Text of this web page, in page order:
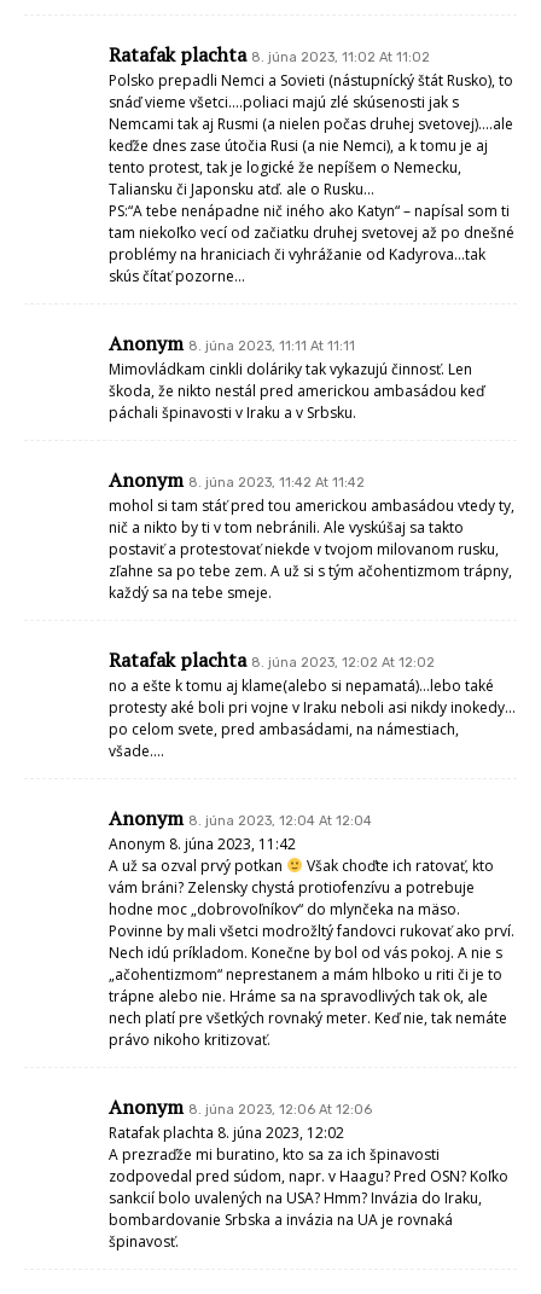
Ratafak plachta 8. júna 2023, 11:02 At 11:02
Polsko prepadli Nemci a Sovieti (nástupnícký štát Rusko), to
snáď vieme všetci….poliaci majú zlé skúsenosti jak s
Nemcami tak aj Rusmi (a nielen počas druhej svetovej)….ale
keďže dnes zase útočia Rusi (a nie Nemci), a k tomu je aj
tento protest, tak je logické že nepíšem o Nemecku,
Taliansku či Japonsku atď. ale o Rusku…
PS:“A tebe nenápadne nič iného ako Katyn“ – napísal som ti
tam niekoľko vecí od začiatku druhej svetovej až po dnešné
problémy na hraniciach či vyhrážanie od Kadyrova…tak
skús čítať pozorne…
Anonym 8. júna 2023, 11:11 At 11:11
Mimovládkam cinkli doláriky tak vykazujú činnosť. Len
škoda, že nikto nestál pred americkou ambasádou keď
páchali špinavosti v Iraku a v Srbsku.
Anonym 8. júna 2023, 11:42 At 11:42
mohol si tam stáť pred tou americkou ambasádou vtedy ty,
nič a nikto by ti v tom nebránili. Ale vyskúšaj sa takto
postaviť a protestovať niekde v tvojom milovanom rusku,
zľahne sa po tebe zem. A už si s tým ačohentizmom trápny,
každý sa na tebe smeje.
Ratafak plachta 8. júna 2023, 12:02 At 12:02
no a ešte k tomu aj klame(alebo si nepamatá)…lebo také
protesty aké boli pri vojne v Iraku neboli asi nikdy inokedy…
po celom svete, pred ambasádami, na námestiach,
všade….
Anonym 8. júna 2023, 12:04 At 12:04
Anonym 8. júna 2023, 11:42
A už sa ozval prvý potkan
Však choďte ich ratovať, kto
vám bráni? Zelensky chystá protiofenzívu a potrebuje
hodne moc „dobrovoľníkov“ do mlynčeka na mäso.
Povinne by mali všetci modrožltý fandovci rukovať ako prví.
Nech idú príkladom. Konečne by bol od vás pokoj. A nie s
„ačohentizmom“ neprestanem a mám hlboko u riti či je to
trápne alebo nie. Hráme sa na spravodlivých tak ok, ale
nech platí pre všetkých rovnaký meter. Keď nie, tak nemáte
právo nikoho kritizovať.
Anonym 8. júna 2023, 12:06 At 12:06
Ratafak plachta 8. júna 2023, 12:02
A prezraďže mi buratino, kto sa za ich špinavosti
zodpovedal pred súdom, napr. v Haagu? Pred OSN? Koľko
sankcií bolo uvalených na USA? Hmm? Invázia do Iraku,
bombardovanie Srbska a invázia na UA je rovnaká
špinavosť.